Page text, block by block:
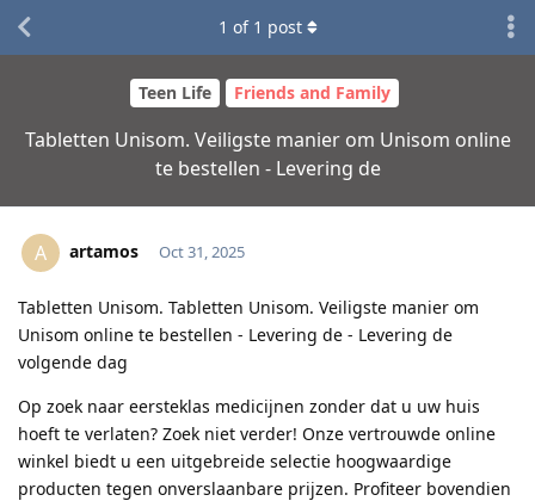
Teen Life Friends and Family
Tabletten Unisom. Veiligste manier om Unisom online
te bestellen - Levering de
1 of 1 post
A artamos Oct 31, 2025
Tabletten Unisom. Tabletten Unisom. Veiligste manier om
Unisom online te bestellen - Levering de - Levering de
volgende dag
Op zoek naar eersteklas medicijnen zonder dat u uw huis
hoeft te verlaten? Zoek niet verder! Onze vertrouwde online
winkel biedt u een uitgebreide selectie hoogwaardige
producten tegen onverslaanbare prijzen. Profiteer bovendien